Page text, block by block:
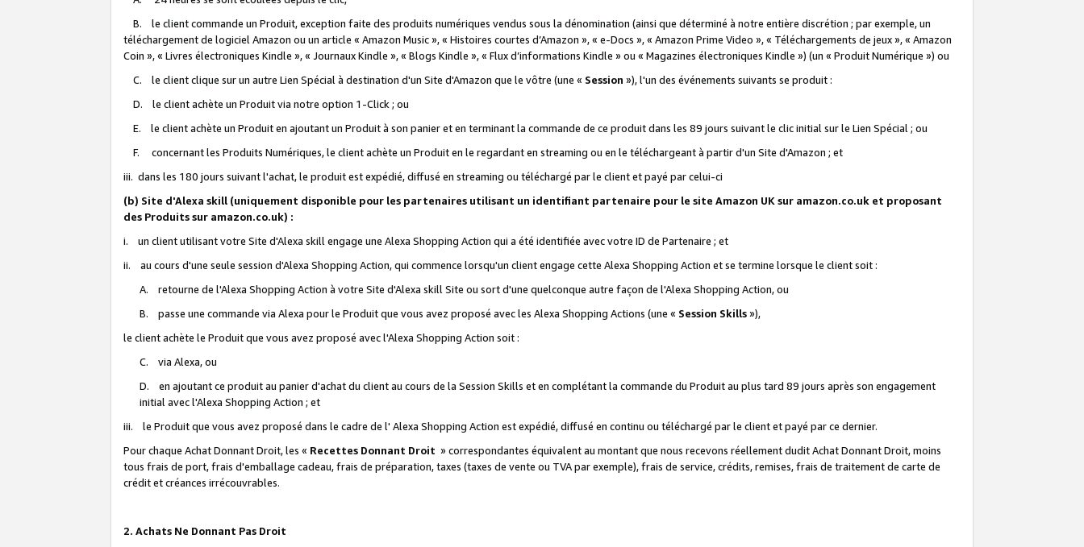
B. le client commande un Produit, exception faite des produits numériques vendus sous la dénomination (ainsi que déterminé à notre entière discrétion ; par exemple, un
téléchargement de logiciel Amazon ou un article « Amazon Music », « Histoires courtes d’Amazon », « e-Docs », « Amazon Prime Video », « Téléchargements de jeux », « Amazon
Coin », « Livres électroniques Kindle », « Journaux Kindle », « Blogs Kindle », « Flux d’informations Kindle » ou « Magazines électroniques Kindle ») (un « Produit Numérique ») ou
C. le client clique sur un autre Lien Spécial à destination d'un Site d'Amazon que le vôtre (une « Session »), l'un des événements suivants se produit :
D. le client achète un Produit via notre option 1-Click ; ou
E. le client achète un Produit en ajoutant un Produit à son panier et en terminant la commande de ce produit dans les 89 jours suivant le clic initial sur le Lien Spécial ; ou
F. concernant les Produits Numériques, le client achète un Produit en le regardant en streaming ou en le téléchargeant à partir d'un Site d'Amazon ; et
iii. dans les 180 jours suivant l'achat, le produit est expédié, diffusé en streaming ou téléchargé par le client et payé par celui-ci
(b) Site d'Alexa skill (uniquement disponible pour les partenaires utilisant un identifiant partenaire pour le site Amazon UK sur amazon.co.uk et proposant
des Produits sur amazon.co.uk) :
i. un client utilisant votre Site d'Alexa skill engage une Alexa Shopping Action qui a été identifiée avec votre ID de Partenaire ; et
ii. au cours d'une seule session d'Alexa Shopping Action, qui commence lorsqu'un client engage cette Alexa Shopping Action et se termine lorsque le client soit :
A. retourne de l'Alexa Shopping Action à votre Site d'Alexa skill Site ou sort d'une quelconque autre façon de l'Alexa Shopping Action, ou
B. passe une commande via Alexa pour le Produit que vous avez proposé avec les Alexa Shopping Actions (une « Session Skills»),
le client achète le Produit que vous avez proposé avec l'Alexa Shopping Action soit :
C. via Alexa, ou
D. en ajoutant ce produit au panier d'achat du client au cours de la Session Skills et en complétant la commande du Produit au plus tard 89 jours après son engagement
initial avec l'Alexa Shopping Action ; et
iii. le Produit que vous avez proposé dans le cadre de l' Alexa Shopping Action est expédié, diffusé en continu ou téléchargé par le client et payé par ce dernier.
Pour chaque Achat Donnant Droit, les « Recettes Donnant Droit » correspondantes équivalent au montant que nous recevons réellement dudit Achat Donnant Droit, moins
tous frais de port, frais d'emballage cadeau, frais de préparation, taxes (taxes de vente ou TVA par exemple), frais de service, crédits, remises, frais de traitement de carte de
crédit et créances irrécouvrables.
2. Achats Ne Donnant Pas Droit